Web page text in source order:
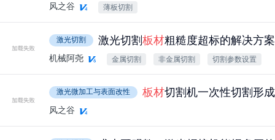
风之谷 薄板切割
激光切割 激光切割板材粗糙度超标的解决方案
机械阿尧 金属切割 非金属切割 切割参数设置
激光微加工与表面改性 板材切割机一次性切割形
风之谷